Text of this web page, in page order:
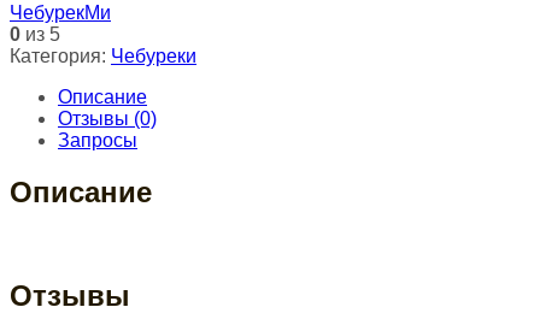
ЧебурекМи
0 из 5
Категория: Чебуреки
Описание
Отзывы (0)
Запросы
Описание
Отзывы